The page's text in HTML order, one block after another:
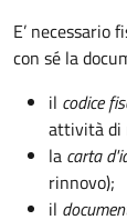
E’ necessario
con sé la
il codice
attività di
la carta
rinnovo);
il